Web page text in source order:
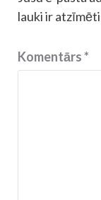
lauki ir
Komentārs*